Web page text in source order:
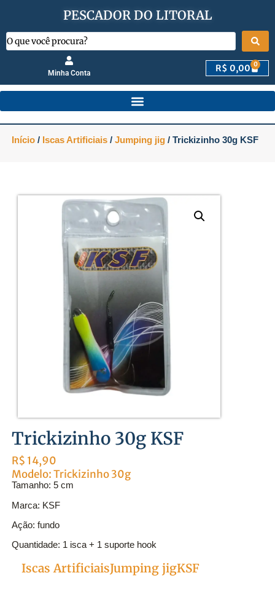
PESCADOR DO LITORAL
Minha Conta R$ 0,00 0
Início/ Iscas Artificiais/ Jumping jig/ Trickizinho 30g KSF
Trickizinho 30g KSF
R$ 14,90
Modelo: Trickizinho 30g
Tamanho: 5 cm
Marca: KSF
Ação: fundo
Quantidade: 1 isca + 1 suporte hook
Iscas ArtificiaisJumping jigKSF